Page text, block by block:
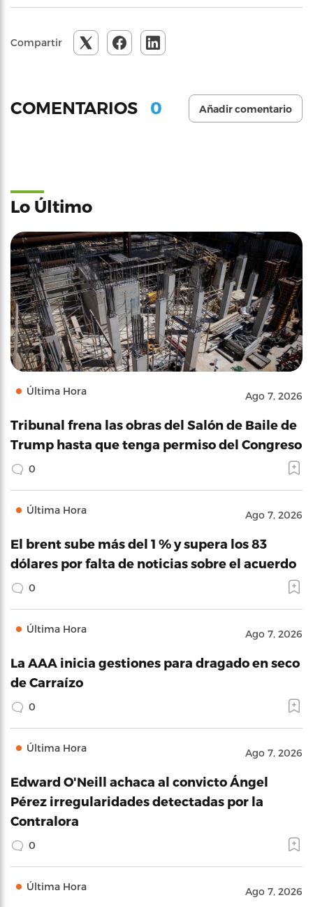
Compartir
COMENTARIOS 0 Añadir comentario
Lo Último
Última Hora Ago 7, 2026
Tribunal frena las obras del Salón de Baile de
Trump hasta que tenga permiso del Congreso
0
Última Hora Ago 7, 2026
El brent sube más del 1 % y supera los 83
dólares por falta de noticias sobre el acuerdo
0
Última Hora Ago 7, 2026
La AAA inicia gestiones para dragado en seco
de Carraízo
0
Última Hora Ago 7, 2026
Edward O'Neill achaca al convicto Ángel
Pérez irregularidades detectadas por la
Contralora
0
Última Hora Ago 7, 2026